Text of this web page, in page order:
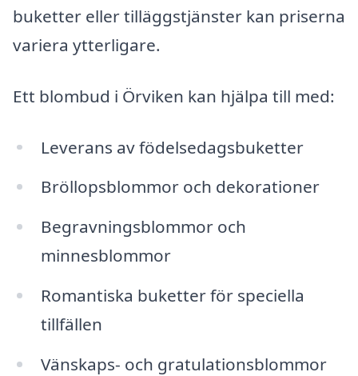
buketter eller tilläggstjänster kan priserna
variera ytterligare.
Ett blombud i Örviken kan hjälpa till med:
Leverans av födelsedagsbuketter
Bröllopsblommor och dekorationer
Begravningsblommor och
minnesblommor
Romantiska buketter för speciella
tillfällen
Vänskaps- och gratulationsblommor